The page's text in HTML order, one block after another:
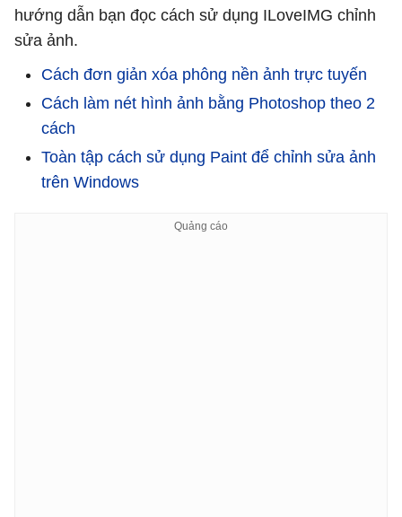
hướng dẫn bạn đọc cách sử dụng ILoveIMG chỉnh
sửa ảnh.
Cách đơn giản xóa phông nền ảnh trực tuyến
Cách làm nét hình ảnh bằng Photoshop theo 2
cách
Toàn tập cách sử dụng Paint để chỉnh sửa ảnh
trên Windows